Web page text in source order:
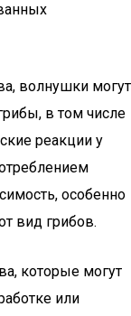
волнушки могут
в том числе
реакции у
особенно
вид грибов.
которые могут
или